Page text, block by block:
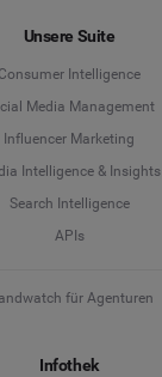
Unsere Suite
Consumer Intelligence
Media Management
Influencer Marketing
Intelligence & Insights
Search Intelligence
APIs
für Agenturen
Infothek